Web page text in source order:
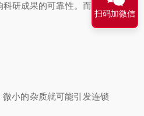
研成果的可靠性。而能稳
小的杂质就可能引发连锁
扫码加微信